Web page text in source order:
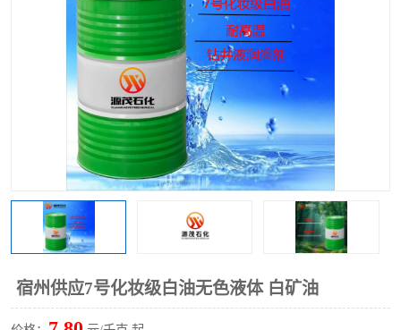
宿州供应7号化妆级白油无色液体 白矿油